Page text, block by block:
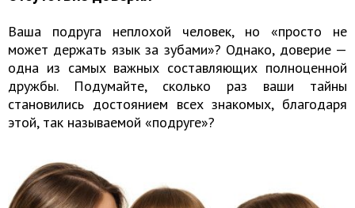
Ваша подруга неплохой человек, но «просто не
может держать язык за зубами»? Однако, доверие —
одна из самых важных составляющих полноценной
дружбы. Подумайте, сколько раз ваши тайны
становились достоянием всех знакомых, благодаря
этой, так называемой «подруге»?